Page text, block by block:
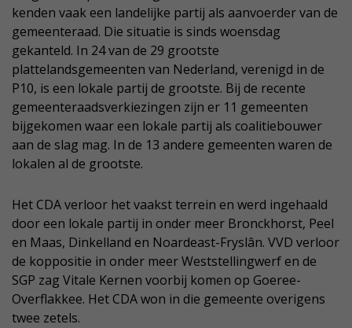
kenden vaak een landelijke partij als aanvoerder van de
gemeenteraad. Die situatie is sinds woensdag
gekanteld. In 24 van de 29 grootste
plattelandsgemeenten van Nederland, verenigd in de
P10, is een lokale partij de grootste. Bij de recente
gemeenteraadsverkiezingen zijn er 11 gemeenten
bijgekomen waar een lokale partij als coalitiebouwer
aan de slag mag. In de 13 andere gemeenten waren de
lokalen al de grootste.
Het CDA verloor het vaakst terrein en werd ingehaald
door een lokale partij in onder meer Bronckhorst, Peel
en Maas, Dinkelland en Noardeast-Fryslân. VVD verloor
de koppositie in onder meer Weststellingwerf en de
SGP zag Vitale Kernen voorbij komen op Goeree-
Overflakkee. Het CDA won in die gemeente overigens
twee zetels.